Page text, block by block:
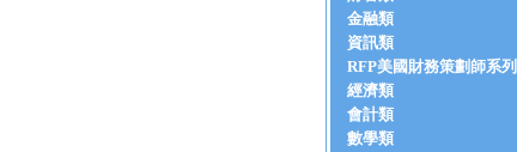
金融類
資訊類
RFP美國財務策劃師系列
經濟類
會計類
數學類